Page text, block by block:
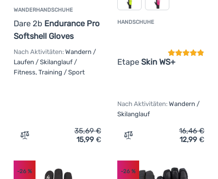
WANDERHANDSCHUHE
Dare 2b Endurance Pro
Softshell Gloves
Nach Aktivitäten: Wandern /
Laufen / Skilanglauf /
Fitness, Training / Sport
Zum Vergleich 'Wanderhandschuhe Dare 2b Endurance
35,69€
15,99 €
HANDSCHUHE
Etape Skin WS+
Nach Aktivitäten: Wandern /
Skilanglauf
Zum Vergleich
16,46€
12,99 €
-26 % -26%